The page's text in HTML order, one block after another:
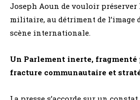
Joseph Aoun de vouloir préserver
militaire, au détriment de l’image
scène internationale.
Un Parlement inerte, fragmenté
fracture communautaire et